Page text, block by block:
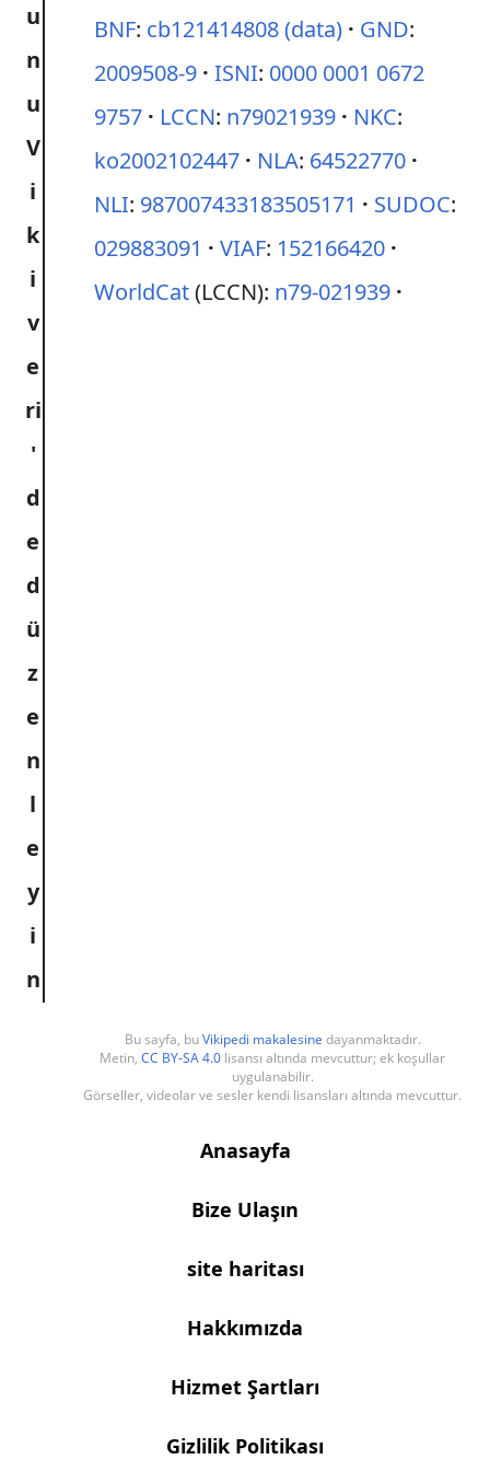
BNF: cb121414808(data) GND:
2009508-9 ISNI: 0000 0001 0672
9757
LCCN: n79021939 NKC:
ko2002102447
NLA: 64522770
NLI: 987007433183505171 SUDOC:
029883091
VIAF: 152166420
WorldCat(LCCN): n79-021939
Bu sayfa, buVikipedi makalesine dayanmaktadır.
Metin, CC BY-SA 4.0 lisansı altında mevcuttur; ek koşullar
uygulanabilir.
Görseller, videolar ve sesler kendi lisansları altında mevcuttur.
Anasayfa
Bize Ulaşın
site haritası
Hakkımızda
Hizmet Şartları
Gizlilik Politikası